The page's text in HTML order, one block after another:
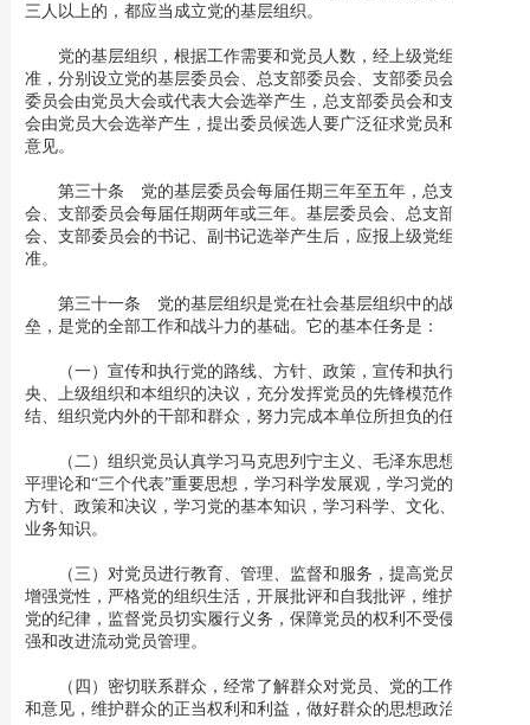
三人以上的，都应当成立党的基层组织。
党的基层组织，根据工作需要和党员人数，经上级党组织批
准，分别设立党的基层委员会、总支部委员会、支部委员会。基层
委员会由党员大会或代表大会选举产生，总支部委员会和支部委员
会由党员大会选举产生，提出委员候选人要广泛征求党员和群众的
意见。
第三十条 党的基层委员会每届任期三年至五年，总支部委员
会、支部委员会每届任期两年或三年。基层委员会、总支部委员
会、支部委员会的书记、副书记选举产生后，应报上级党组织批
准。
第三十一条 党的基层组织是党在社会基层组织中的战斗堡
垒，是党的全部工作和战斗力的基础。它的基本任务是：
（一）宣传和执行党的路线、方针、政策，宣传和执行党中
央、上级组织和本组织的决议，充分发挥党员的先锋模范作用，团
结、组织党内外的干部和群众，努力完成本单位所担负的任务。
（二）组织党员认真学习马克思列宁主义、毛泽东思想、邓小
平理论和“三个代表”重要思想，学习科学发展观，学习党的路线、
方针、政策和决议，学习党的基本知识，学习科学、文化、法律和
业务知识。
（三）对党员进行教育、管理、监督和服务，提高党员素质，
增强党性，严格党的组织生活，开展批评和自我批评，维护和执行
党的纪律，监督党员切实履行义务，保障党员的权利不受侵犯。加
强和改进流动党员管理。
（四）密切联系群众，经常了解群众对党员、党的工作的批评
和意见，维护群众的正当权利和利益，做好群众的思想政治工作。